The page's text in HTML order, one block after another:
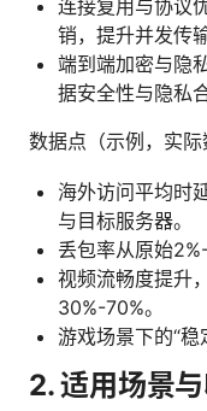
连接复用与协议
销，提升并发传
端到端加密与隐
据安全性与隐私合
数据点（示例，实际
海外访问平均时
与目标服务器。
丢包率从原始
视频流畅度提升
30%-70%。
游戏场景下的“稳
2. 适用场景